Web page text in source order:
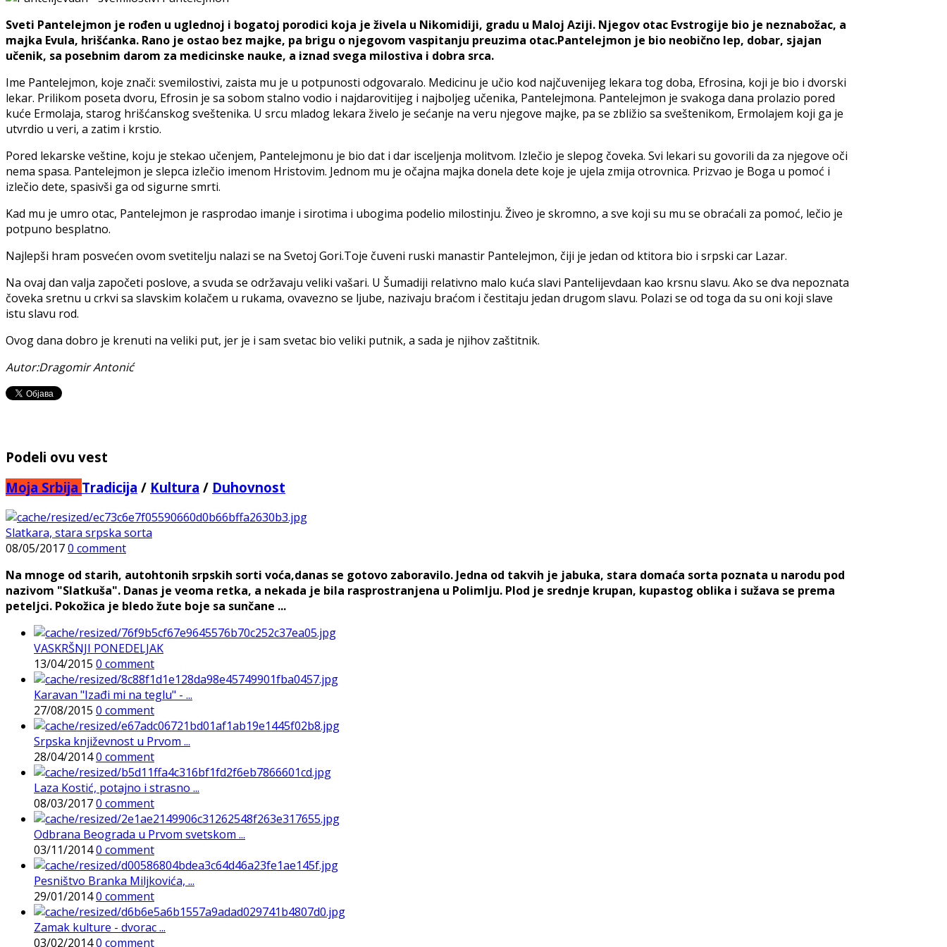
Sveti Pantelejmon je rođen u uglednoj i bogatoj porodici koja je živela u Nikomidiji, gradu u Maloj Aziji. Njegov otac Evstrogije bio je neznabožac, a
majka Evula, hrišćanka. Rano je ostao bez majke, pa brigu o njegovom vaspitanju preuzima otac.Pantelejmon je bio neobično lep, dobar, sjajan
učenik, sa posebnim darom za medicinske nauke, a iznad svega milostiva i dobra srca.
Ime Pantelejmon, koje znači: svemilostivi, zaista mu je u potpunosti odgovaralo. Medicinu je učio kod najčuvenijeg lekara tog doba, Efrosina, koji je bio i dvorski
lekar. Prilikom poseta dvoru, Efrosin je sa sobom stalno vodio i najdarovitijeg i najboljeg učenika, Pantelejmona. Pantelejmon je svakoga dana prolazio pored
kuće Ermolaja, starog hrišćanskog sveštenika. U srcu mladog lekara živelo je sećanje na veru njegove majke, pa se zbližio sa sveštenikom, Ermolajem koji ga je
utvrdio u veri, a zatim i krstio.
Pored lekarske veštine, koju je stekao učenjem, Pantelejmonu je bio dat i dar isceljenja molitvom. Izlečio je slepog čoveka. Svi lekari su govorili da za njegove oči
nema spasa. Pantelejmon je slepca izlečio imenom Hristovim. Jednom mu je očajna majka donela dete koje je ujela zmija otrovnica. Prizvao je Boga u pomoć i
izlečio dete, spasivši ga od sigurne smrti.
Kad mu je umro otac, Pantelejmon je rasprodao imanje i sirotima i ubogima podelio milostinju. Živeo je skromno, a sve koji su mu se obraćali za pomoć, lečio je
potpuno besplatno.
Najlepši hram posvećen ovom svetitelju nalazi se na Svetoj Gori.Toje čuveni ruski manastir Pantelejmon, čiji je jedan od ktitora bio i srpski car Lazar.
Na ovaj dan valja započeti poslove, a svuda se održavaju veliki vašari. U Šumadiji relativno malo kuća slavi Pantelijevdaan kao krsnu slavu. Ako se dva nepoznata
čoveka sretnu u crkvi sa slavskim kolačem u rukama, ovavezno se ljube, nazivaju braćom i čestitaju jedan drugom slavu. Polazi se od toga da su oni koji slave
istu slavu rod.
Ovog dana dobro je krenuti na veliki put, jer je i sam svetac bio veliki putnik, a sada je njihov zaštitnik.
Autor:Dragomir Antonić
Podeli ovu vest
Moja Srbija Tradicija / Kultura / Duhovnost
Slatkara, stara srpska sorta
08/05/20170 comment
Na mnoge od starih, autohtonih srpskih sorti voća,danas se gotovo zaboravilo. Jedna od takvih je jabuka, stara domaća sorta poznata u narodu pod
nazivom "Slatkuša". Danas je veoma retka, a nekada je bila rasprostranjena u Polimlju. Plod je srednje krupan, kupastog oblika i sužava se prema
peteljci. Pokožica je bledo žute boje sa sunčane ...
VASKRŠNJI PONEDELJAK
13/04/2015 0 comment
Karavan "Izađi mi na teglu" - ...
27/08/2015 0 comment
Srpska književnost u Prvom ...
28/04/20140 comment
Laza Kostić, potajno i strasno ...
08/03/20170 comment
Odbrana Beograda u Prvom svetskom ...
03/11/20140 comment
Pesništvo Branka Miljkovića, ...
29/01/20140 comment
Zamak kulture - dvorac ...
03/02/20140 comment